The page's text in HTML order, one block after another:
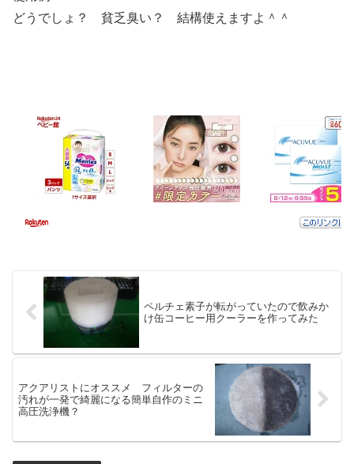
どうでしょ？ 貧乏臭い？ 結構使えますよ＾＾
ペルチェ素子が転がっていたので飲みか
け缶コーヒー用クーラーを作ってみた
アクアリストにオススメ フィルターの
汚れが一発で綺麗になる簡単自作のミニ
高圧洗浄機？